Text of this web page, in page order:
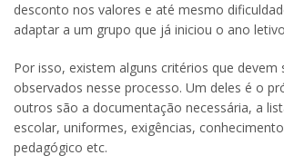
desconto nos valores e até mesmo
adaptar a um grupo que já iniciou o ano
Por isso, existem alguns critérios que devem
observados nesse processo. Um deles é o
outros são a documentação necessária, a
escolar, uniformes, exigências,
pedagógico etc.